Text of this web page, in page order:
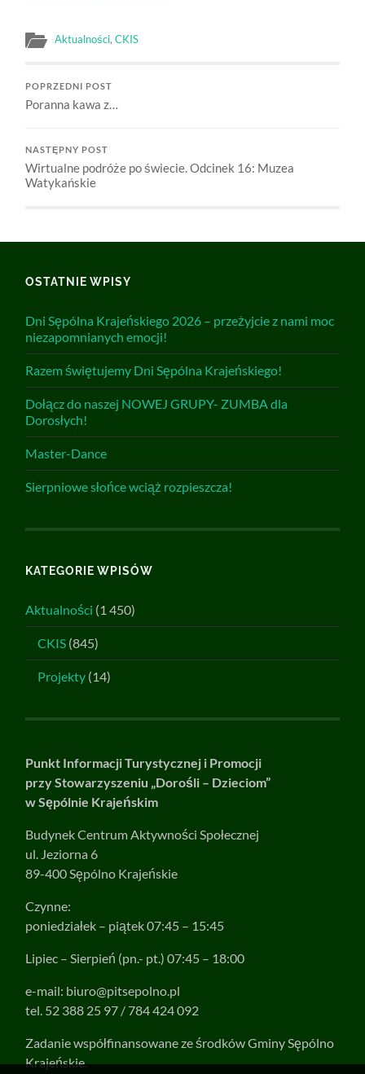
Aktualności,CKIS
POPRZEDNI POST
Poranna kawa z…
NASTĘPNY POST
Wirtualne podróże po świecie. Odcinek 16: Muzea
Watykańskie
OSTATNIE WPISY
Dni Sępólna Krajeńskiego 2026 – przeżyjcie z nami moc
niezapomnianych emocji!
Razem świętujemy Dni Sępólna Krajeńskiego!
Dołącz do naszej NOWEJ GRUPY- ZUMBA dla
Dorosłych!
Master-Dance
Sierpniowe słońce wciąż rozpieszcza!
KATEGORIE WPISÓW
Aktualności (1 450)
CKIS (845)
Projekty (14)
Punkt Informacji Turystycznej i Promocji
przy Stowarzyszeniu „Dorośli – Dzieciom”
w Sępólnie Krajeńskim
Budynek Centrum Aktywności Społecznej
ul. Jeziorna 6
89-400 Sępólno Krajeńskie
Czynne:
poniedziałek – piątek 07:45 – 15:45
Lipiec – Sierpień (pn.- pt.) 07:45 – 18:00
e-mail: biuro@pitsepolno.pl
tel. 52 388 25 97 / 784 424 092
Zadanie współfinansowane ze środków Gminy Sępólno
Krajeńskie.